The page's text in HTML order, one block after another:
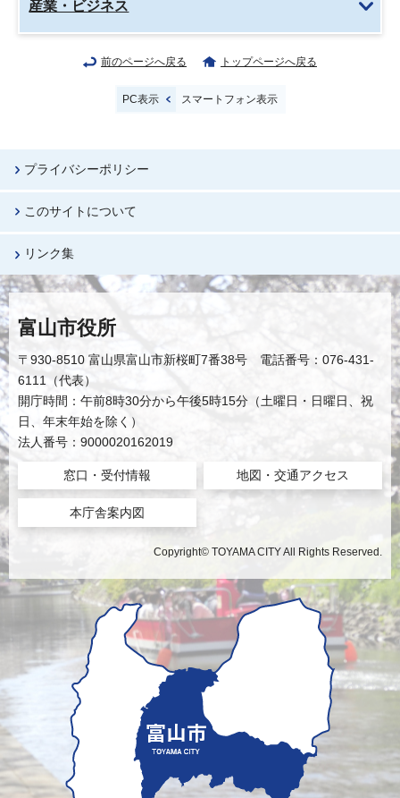
産業・ビジネス
前のページへ戻る トップページへ戻る
PC表示 スマートフォン表示
プライバシーポリシー
このサイトについて
リンク集
富山市役所
〒930-8510 富山県富山市新桜町7番38号 電話番号：076-431-
6111（代表）
開庁時間：午前8時30分から午後5時15分（土曜日・日曜日、祝
日、年末年始を除く）
法人番号：9000020162019
窓口・受付情報 地図・交通アクセス
本庁舎案内図
Copyright© TOYAMA CITY All Rights Reserved.